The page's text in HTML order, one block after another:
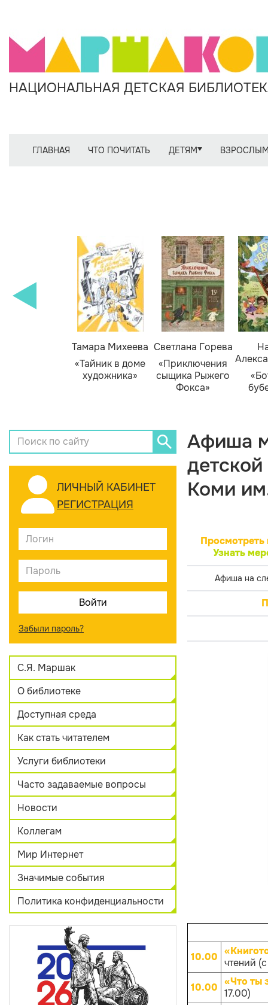
НАЦИОНАЛЬНАЯ ДЕТСКАЯ
ГЛАВНАЯ ЧТО ПОЧИТАТЬ ДЕТЯМ
Тамара Михеева
«Тайник в доме
художника»
Светлана Горева
«Приключения
сыщика Рыжего
Фокса»
ЛИЧНЫЙ КАБИНЕТ
РЕГИСТРАЦИЯ
Забыли пароль?
С.Я. Маршак
О библиотеке
Доступная среда
Как стать читателем
Услуги библиотеки
Часто задаваемые вопросы
Новости
Коллегам
Мир Интернет
Значимые события
Политика конфиденциальности
Афиша
Коми
Просмотреть
Узнать
Афиша на
10.00 чтений
10.00 «Что ты
17.00)